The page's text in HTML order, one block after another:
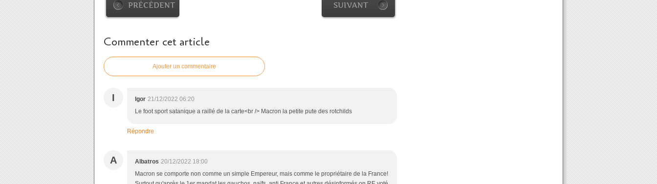
PRÉCÉDENT SUIVANT
Commenter cet article
Ajouter un commentaire
I Igor 21/12/2022 06:20
Le foot sport satanique a raillé de la carte<br /> Macron la petite pute des rotchilds
Répondre
A Albatros 20/12/2022 18:00
Macron se comporte non comme un simple Empereur, mais comme le propriétaire de la France!